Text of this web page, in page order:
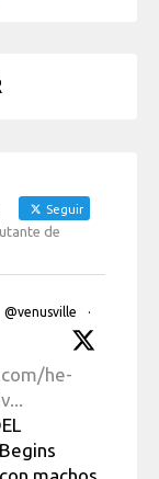
Seguir
de
@venusville
·
he-